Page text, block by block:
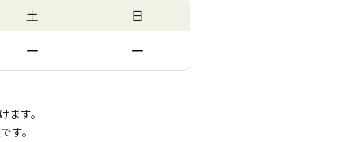
土
ー
日
ー
す。
す。